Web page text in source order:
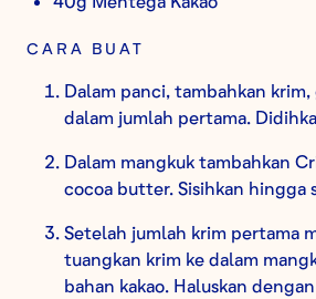
CARA BUAT
Dalam panci, tambahkan krim,
dalam jumlah pertama.
Dalam mangkuk tambahkan
cocoa butter. Sisihkan hingga
Setelah jumlah krim pertama
tuangkan krim ke dalam
bahan kakao. Haluskan